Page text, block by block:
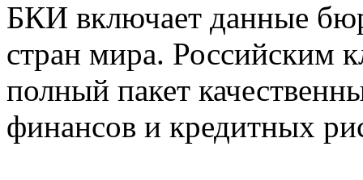
БКИ включает данные
стран мира. Российским
полный пакет
финансов и кредитных